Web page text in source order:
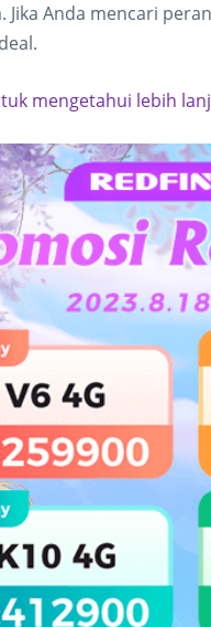
Anda mencari
mengetahui lebih